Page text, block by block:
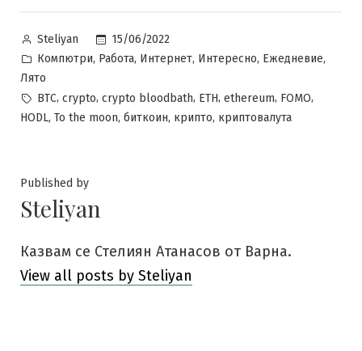
Posted
by
Steliyan
15/06/2022
Posted
in
Компютри, Работа, Интернет, Интересно, Ежедневие,
Лято
Tags:
BTC, crypto, crypto bloodbath, ETH, ethereum, FOMO,
HODL, To the moon, биткоин, крипто, криптовалута
Published by
Steliyan
Казвам се Стелиян Атанасов от Варна.
View all posts by Steliyan